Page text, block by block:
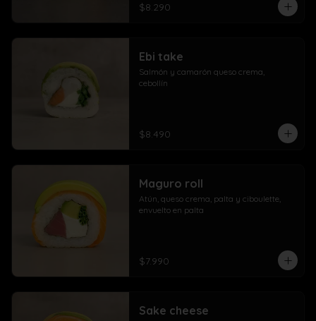
$8.290
Ebi take
Salmón y camarón queso crema,
cebollín
$8.490
Maguro roll
Atún, queso crema, palta y ciboulette,
envuelto en palta
$7.990
Sake cheese